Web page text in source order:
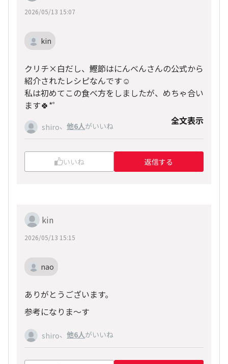
2026/05/13 15:07
kin
クリチ×白だし、鰹節はにんべんさんの公式から
紹介されたレシピなんです☺️
私は初めてこの食べ方をしましたが、めちゃ合い
ます🍀*゜
shiro、 他6人がいいね 全文表示
いいね 返信する
kin
2026/05/13 15:15
nao
ありがとうございます。
参考になりま～す
shiro、 他6人がいいね